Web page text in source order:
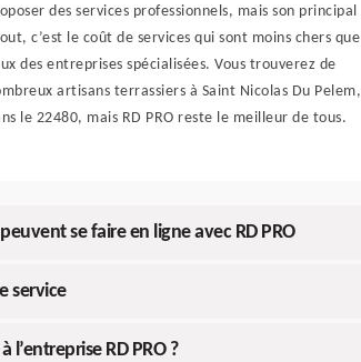
des services professionnels, mais son principal
c’est le coût de services qui sont moins chers que
des entreprises spécialisées. Vous trouverez de
artisans terrassiers à Saint Nicolas Du Pelem,
le 22480, mais RD PRO reste le meilleur de tous.
se faire en ligne avec RD PRO
service
RD PRO ?